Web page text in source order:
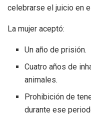
celebrarse el juicio en
La mujer aceptó:
Un año de prisión.
Cuatro años de
animales.
Prohibición de
durante ese